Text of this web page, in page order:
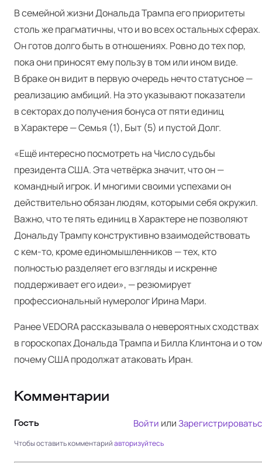
Всемейной жизни Дональда Трампаего приоритеты
столь же прагматичны, что и во всех остальных сферах.
Он готов долго быть в отношениях. Ровно до тех пор,
пока они приносят ему пользу в том или ином виде.
В браке он видит в первую очередь нечто статусное —
реализацию амбиций. На это указывают показатели
в секторах до получения бонуса от пяти единиц
в Характере — Семья (1), Быт (5) и пустой Долг.
«Ещё интересно посмотреть на Число судьбы
президента США. Эта четвёрка значит, что он —
командный игрок. И многими своими успехами он
действительно обязан людям, которыми себя окружил.
Важно, что те пять единиц в Характере не позволяют
Дональду Трампу конструктивно взаимодействовать
с кем-то, кроме единомышленников — тех, кто
полностью разделяет его взгляды и искренне
поддерживает его идеи», — резюмирует
профессиональный нумеролог Ирина Мари.
Ранее VEDORAрассказывалао невероятных сходствах
в гороскопах Дональда Трампа и Билла Клинтона и о
почемуСША продолжат атаковать Иран.
Комментарии
Гость Войти или
Чтобы оставить комментарийавторизуйтесь